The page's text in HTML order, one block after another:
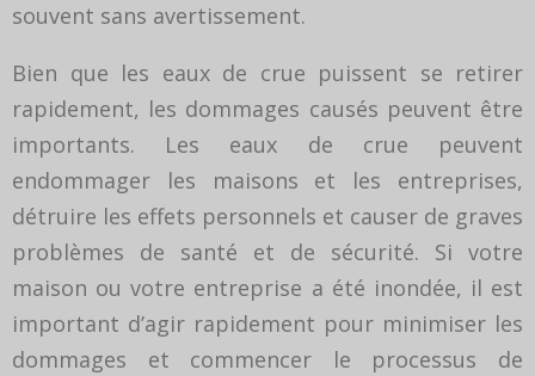
souvent sans avertissement.
Bien que les eaux de crue puissent se retirer
rapidement, les dommages causés peuvent être
importants. Les eaux de crue peuvent
endommager les maisons et les entreprises,
détruire les effets personnels et causer de graves
problèmes de santé et de sécurité. Si votre
maison ou votre entreprise a été inondée, il est
important d’agir rapidement pour minimiser les
dommages et commencer le processus de